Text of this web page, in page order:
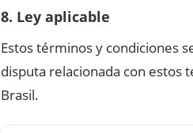
8. Ley aplicable
Estos términos y condiciones
disputa relacionada con estos
Brasil.